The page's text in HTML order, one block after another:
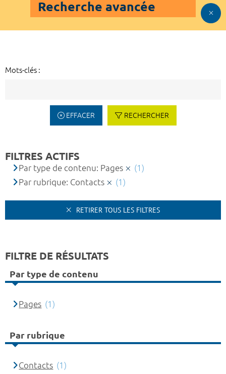
Recherche avancée
Mots-clés :
EFFACER RECHERCHER
FILTRES ACTIFS
Par type de contenu: Pages
(1)
Par rubrique: Contacts
(1)
RETIRER TOUS LES FILTRES
FILTRE DE RÉSULTATS
Par type de contenu
Pages (1)
Par rubrique
Contacts (1)